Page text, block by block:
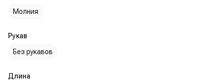
Молния
Рукав
Без рукавов
Длина